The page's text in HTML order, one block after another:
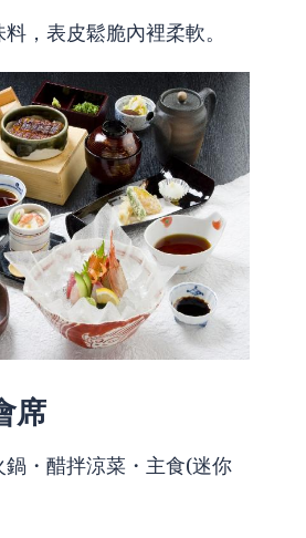
，表皮鬆脆內裡柔軟。
席
・醋拌涼菜・主食(迷你